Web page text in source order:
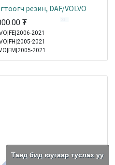
резин, DAF/VOLVO
₮
2021
2021
2021
2002
2000
2|2004-2021
2|2004-2021
Танд бид юугаар туслах уу